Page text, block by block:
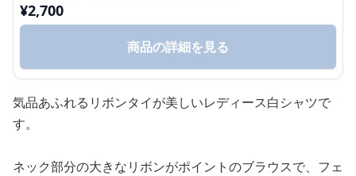
¥2,700
商品の詳細を見る
気品あふれるリボンタイが美しいレディース白シャツで
す。
ネック部分の大きなリボンがポイントのブラウスで、フェ